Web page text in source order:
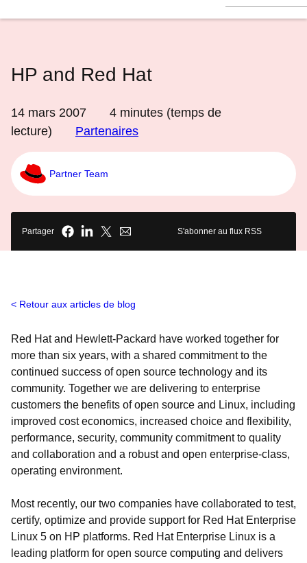
HP and Red Hat
14 mars 2007 4 minutes (temps de
lecture)
Partenaires
Partner Team
Partager S'abonner au flux RSS
Retour aux articles de blog
Red Hat and Hewlett-Packard have worked together for
more than six years, with a shared commitment to the
continued success of open source technology and its
community. Together we are delivering to enterprise
customers the benefits of open source and Linux, including
improved cost economics, increased choice and flexibility,
performance, security, community commitment to quality
and collaboration and a robust and open enterprise-class,
operating environment.
Most recently, our two companies have collaborated to test,
certify, optimize and provide support for Red Hat Enterprise
Linux 5 on HP platforms. Red Hat Enterprise Linux is a
leading platform for open source computing and delivers